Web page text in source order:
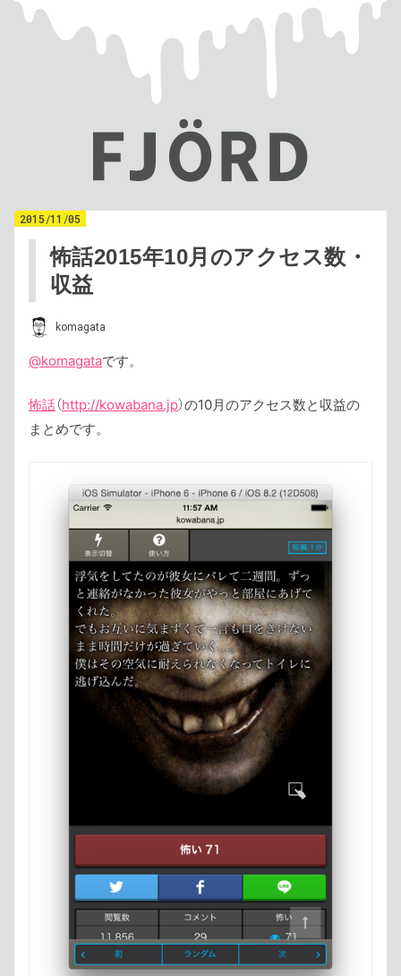
怖話2015年10月のアクセス数・
収益
2015/11 /05
komagata
@komagataです。
怖話（http://kowabana.jp）の10月のアクセス数と収益の
まとめです。